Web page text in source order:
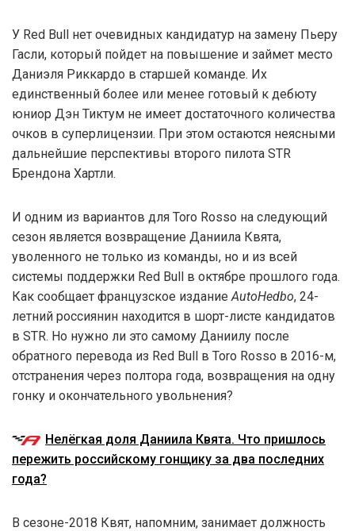
У Red Bull нет очевидных кандидатур на замену Пьеру
Гасли, который пойдет на повышение и займет место
Даниэля Риккардо в старшей команде. Их
единственный более или менее готовый к дебюту
юниор Дэн Тиктум не имеет достаточного количества
очков в суперлицензии. При этом остаются неясными
дальнейшие перспективы второго пилота STR
Брендона Хартли.
И одним из вариантов для Toro Rosso на следующий
сезон является возвращение Даниила Квята,
уволенного не только из команды, но и из всей
системы поддержки Red Bull в октябре прошлого года.
Как сообщает французское издание AutoHedbo, 24-
летний россиянин находится в шорт-листе кандидатов
в STR. Но нужно ли это самому Даниилу после
обратного перевода из Red Bull в Toro Rosso в 2016-м,
отстранения через полтора года, возвращения на одну
гонку и окончательного увольнения?
Нелёгкая доля Даниила Квята. Что пришлось
пережить российскому гонщику за два последних
года?
В сезоне-2018 Квят, напомним, занимает должность